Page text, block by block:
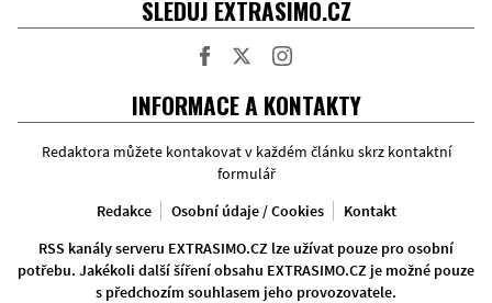
SLEDUJ EXTRASIMO.CZ
INFORMACE A KONTAKTY
Redaktora můžete kontakovat v každém článku skrz kontaktní
formulář
Redakce
Osobní údaje / Cookies
Kontakt
RSS kanály serveru EXTRASIMO.CZ lze užívat pouze pro osobní
potřebu. Jakékoli další šíření obsahu EXTRASIMO.CZ je možné pouze
s předchozím souhlasem jeho provozovatele.